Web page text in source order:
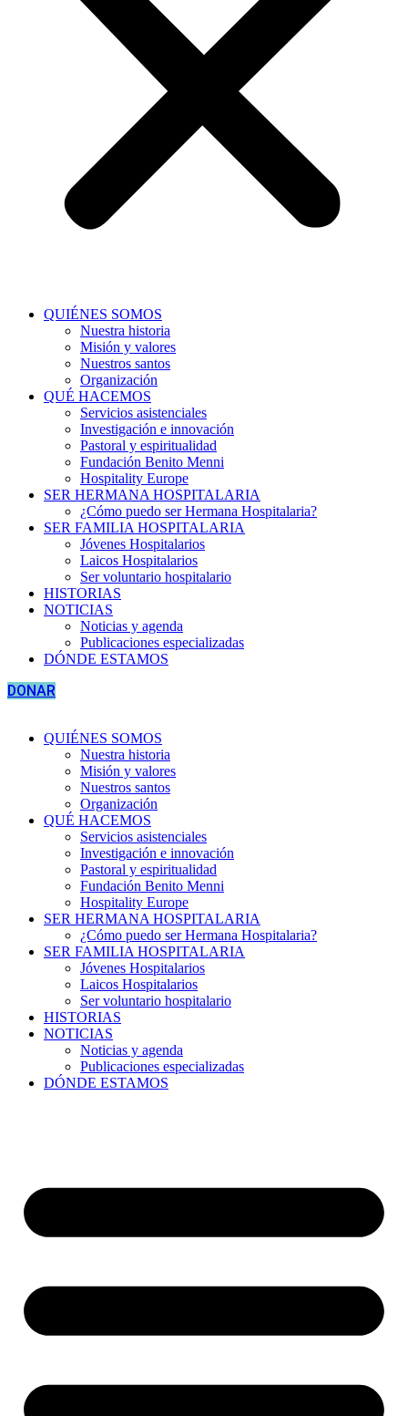
QUIÉNES SOMOS
Nuestra historia
Misión y valores
Nuestros santos
Organización
QUÉ HACEMOS
Servicios asistenciales
Investigación e innovación
Pastoral y espiritualidad
Fundación Benito Menni
Hospitality Europe
SER HERMANA HOSPITALARIA
¿Cómo puedo ser Hermana Hospitalaria?
SER FAMILIA HOSPITALARIA
Jóvenes Hospitalarios
Laicos Hospitalarios
Ser voluntario hospitalario
HISTORIAS
NOTICIAS
Noticias y agenda
Publicaciones especializadas
DÓNDE ESTAMOS
DONAR
QUIÉNES SOMOS
Nuestra historia
Misión y valores
Nuestros santos
Organización
QUÉ HACEMOS
Servicios asistenciales
Investigación e innovación
Pastoral y espiritualidad
Fundación Benito Menni
Hospitality Europe
SER HERMANA HOSPITALARIA
¿Cómo puedo ser Hermana Hospitalaria?
SER FAMILIA HOSPITALARIA
Jóvenes Hospitalarios
Laicos Hospitalarios
Ser voluntario hospitalario
HISTORIAS
NOTICIAS
Noticias y agenda
Publicaciones especializadas
DÓNDE ESTAMOS